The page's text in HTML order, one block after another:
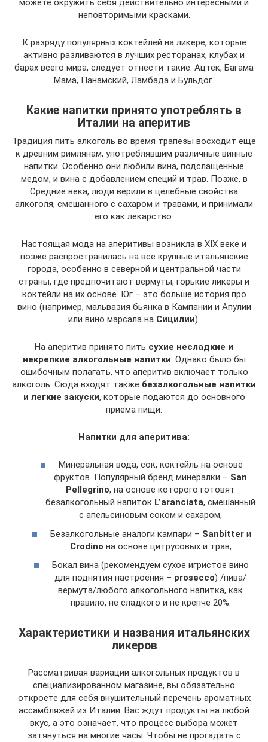
неповторимыми красками.
К разряду популярных коктейлей на ликере, которые
активно разливаются в лучших ресторанах, клубах и
барах всего мира, следует отнести такие: Ацтек, Багама
Мама, Панамский, Ламбада и Бульдог.
Какие напитки принято употреблять в
Италии на аперитив
Традиция пить алкоголь во время трапезы восходит еще
к древним римлянам, употреблявшим различные винные
напитки. Особенно они любили вина, подслащенные
медом, и вина с добавлением специй и трав. Позже, в
Средние века, люди верили в целебные свойства
алкоголя, смешанного с сахаром и травами, и принимали
его как лекарство.
Настоящая мода на аперитивы возникла в XIX веке и
позже распространилась на все крупные итальянские
города, особенно в северной и центральной части
страны, где предпочитают вермуты, горькие ликеры и
коктейли на их основе. Юг – это больше история про
вино (например, мальвазия бьянка в Кампании и Апулии
или вино марсала на Сицилии).
На аперитив принято пить сухие несладкие и
некрепкие алкогольные напитки . Однако было бы
ошибочным полагать, что аперитив включает только
алкоголь. Сюда входят также безалкогольные напитки
и легкие закуски, которые подаются до основного
приема пищи.
Напитки для аперитива:
Минеральная вода, сок, коктейль на основе
фруктов. Популярный бренд минералки – San
Pellegrino, на основе которого готовят
безалкогольный напиток L’aranciata, смешанный
с апельсиновым соком и сахаром,
Безалкогольные аналоги кампари – Sanbitterи
Crodino на основе цитрусовых и трав,
Бокал вина (рекомендуем сухое игристое вино
для поднятия настроения – prosecco) /пива/
вермута/любого алкогольного напитка, как
правило, не сладкого и не крепче 20%.
Характеристики и названия итальянских
ликеров
Рассматривая вариации алкогольных продуктов в
специализированном магазине, вы обязательно
откроете для себя внушительный перечень ароматных
ассамбляжей из Италии. Вас ждут продукты на любой
вкус, а это означает, что процесс выбора может
затянуться на многие часы. Чтобы не прогадать с